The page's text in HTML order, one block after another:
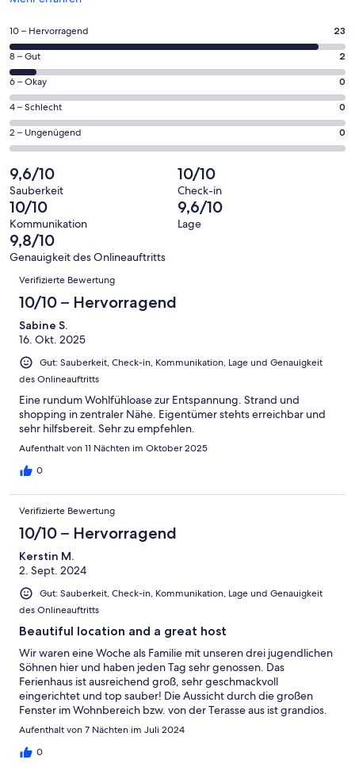
einem
neuen
Fenster
geöffnet
23
von
insgesamt
25
Gästebewertungen
haben
eine
Bewertung
von
10
-
Hervorragend
10 – Hervorragend 23
2
von
insgesamt
25
Gästebewertungen
haben
eine
Bewertung
von
8
-
Gut
8 – Gut 2
0
von
insgesamt
25
Gästebewertungen
haben
eine
Bewertung
von
6
-
Okay
6 – Okay 0
0
von
insgesamt
Gästebewertungen
haben
eine
Bewertung
von
4
4 – Schlecht 0
0
von
insgesamt
25
Gästebewertungen
haben
eine
Bewertung
von
2 – Ungenügend 0
9,6/10
Sauberkeit
10/10
Check-in
10/10
Kommunikation
9,6/10
Lage
9,8/10
Genauigkeit des Onlineauftritts
Bewertungen
Verifizierte Bewertung
10/10 – Hervorragend
Sabine S.
16. Okt. 2025
Gut: Sauberkeit, Check-in, Kommunikation, Lage und Genauigkeit
des Onlineauftritts
Eine rundum Wohlfühloase zur Entspannung. Strand und
shopping in zentraler Nähe. Eigentümer stehts erreichbar und
sehr hilfsbereit. Sehr zu empfehlen.
Aufenthalt von 11 Nächten im Oktober 2025
0
Verifizierte Bewertung
10/10 – Hervorragend
Kerstin M.
2. Sept. 2024
Gut: Sauberkeit, Check-in, Kommunikation, Lage und Genauigkeit
des Onlineauftritts
Beautiful location and a great host
Wir waren eine Woche als Familie mit unseren drei jugendlichen
Söhnen hier und haben jeden Tag sehr genossen. Das
Ferienhaus ist ausreichend groß, sehr geschmackvoll
eingerichtet und top sauber! Die Aussicht durch die großen
Fenster im Wohnbereich bzw. von der Terasse aus ist grandios.
Die fünfte Person hatte die Wahl, auf dem Schlafsofa oder auf
für das Zustellbett entschieden, welches sehr bequem war. Ein
Aufenthalt von 7 Nächten im Juli 2024
0